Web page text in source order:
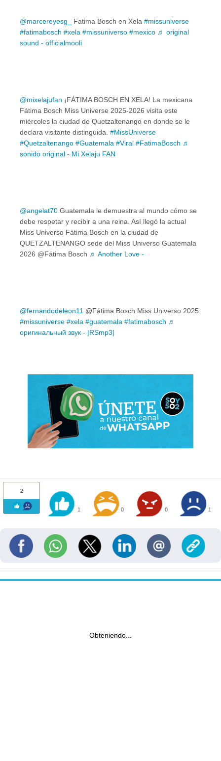
@marcereyesg_ Fatima Bosch en Xela #missuniverse
#fatimabosch #xela #missuniverso #mexico ♬ original
sound - officialmooli
@mixelajufan ¡FÁTIMA BOSCH EN XELA! La mexicana
Fátima Bosch Miss Universe 2025-2026 visita este
miércoles la ciudad de Quetzaltenango en donde se le
declara visitante distinguida. #MissUniverse
#Quetzaltenango #Guatemala #Viral #FatimaBosch ♬
sonido original - Mi Xelaju FAN
@angelat70 Guatemala le demuestra al mundo cómo se
debe respetar y recibir a una reina. Así llegó la actual
Miss Universo Fátima Bosch en la ciudad de
QUETZALTENANGO sede del Miss Universo Guatemala
2026 @Fátima Bosch ♬ Another Love -
@fernandodeleon11 @Fátima Bosch Miss Universo 2025
#missuniverse #xela #guatemala #fatimabosch ♬
оригинальный звук - |RSmp3|
2
1 0 0 1
Obteniendo...